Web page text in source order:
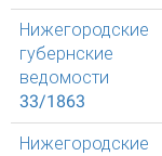
Нижегородские
губернские
ведомости
33/1863
Нижегородские